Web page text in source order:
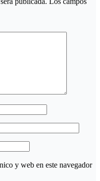
y web en este navegador